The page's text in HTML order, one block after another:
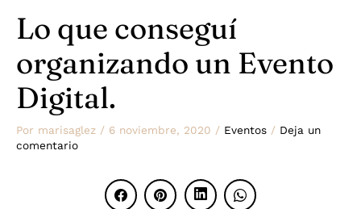
Lo que conseguí
organizando un Evento
Digital.
Por marisaglez / 6 noviembre, 2020 / Eventos / Deja un
comentario